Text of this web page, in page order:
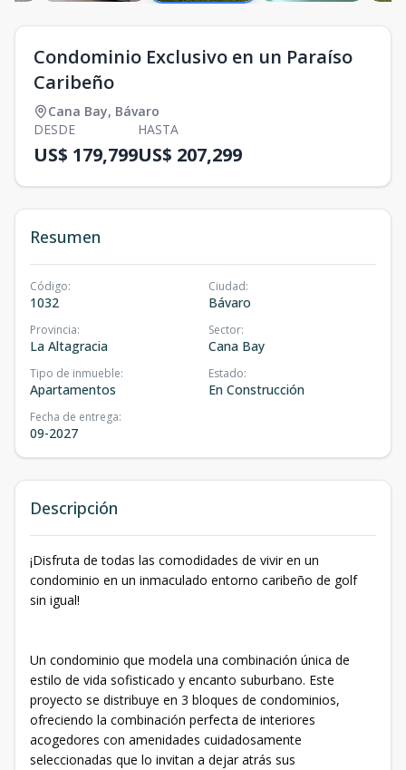
Condominio Exclusivo en un Paraíso
Caribeño
Cana Bay, Bávaro
DESDE
US$ 179,799
HASTA
US$ 207,299
Resumen
Código:
1032
Ciudad:
Bávaro
Provincia:
La Altagracia
Sector:
Cana Bay
Tipo de inmueble:
Apartamentos
Estado:
En Construcción
Fecha de entrega:
09-2027
Descripción
¡Disfruta de todas las comodidades de vivir en un
condominio en un inmaculado entorno caribeño de golf
sin igual!
Un condominio que modela una combinación única de
estilo de vida sofisticado y encanto suburbano. Este
proyecto se distribuye en 3 bloques de condominios,
ofreciendo la combinación perfecta de interiores
acogedores con amenidades cuidadosamente
seleccionadas que lo invitan a dejar atrás sus